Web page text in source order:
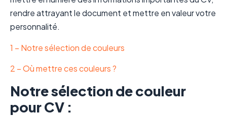
rendre attrayant le document et mettre en valeur votre
personnalité.
1 – Notre sélection de couleurs
2 –Où mettre ces couleurs ?
Notre sélection de couleur
pour CV :